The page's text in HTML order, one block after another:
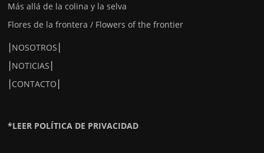
Más allá de la colina y la selva
Flores de la frontera / Flowers of the frontier
⎮NOSOTROS⎮
⎮NOTICIAS⎮
⎮CONTACTO⎮
*LEER POLÍTICA DE PRIVACIDAD